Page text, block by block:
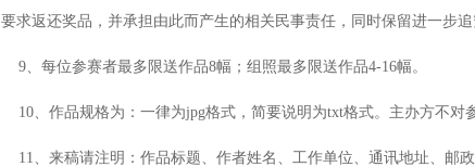
要求返还奖品，并承担由此而产生的相关民事责任，同时保留进一步追
9、每位参赛者最多限送作品8幅；组照最多限送作品4-16幅。
10、作品规格为：一律为jpg格式，简要说明为txt格式。主办方不对
11、来稿请注明：作品标题、作者姓名、工作单位、通讯地址、邮